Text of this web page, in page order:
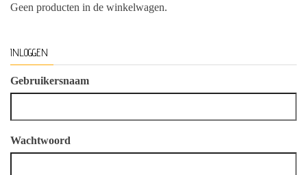
Geen producten in de winkelwagen.
INLOGGEN
Gebruikersnaam
Wachtwoord